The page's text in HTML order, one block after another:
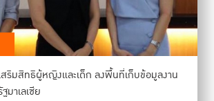
สริมสิทธิผู้หญิงและเด็ก ลงพื้นที่เก็บข้อมูลงาน
าเลเซีย